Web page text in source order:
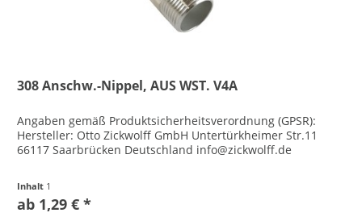
308 Anschw.-Nippel, AUS WST. V4A
Angaben gemäß Produktsicherheitsverordnung (GPSR):
Hersteller: Otto Zickwolff GmbH Untertürkheimer Str.11
66117 Saarbrücken Deutschland info@zickwolff.de
Inhalt 1
ab 1,29 € *